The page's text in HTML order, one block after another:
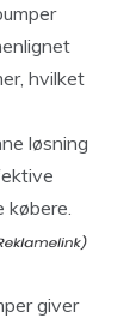
hvilket
løsning
købere.
giver